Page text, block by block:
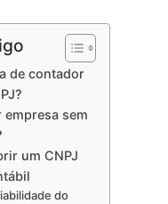
de contador
sem
um CNPJ
do